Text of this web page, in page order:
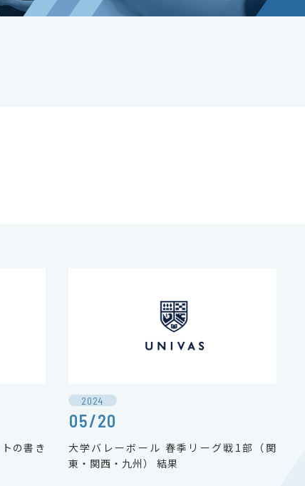
の書き
2024
05/20
⼤学バレーボール 春季リーグ戦1部（関
東・関西・九州） 結果